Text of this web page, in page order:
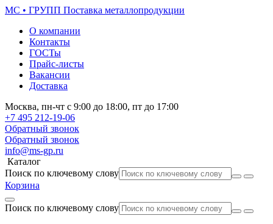
МС • ГРУПП Поставка металлопродукции
О компании
Контакты
ГОСТы
Прайс-листы
Вакансии
Доставка
Москва, пн-чт с 9:00 до 18:00, пт до 17:00
+7 495 212-19-06
Обратный звонок
Обратный звонок
info@ms-gp.ru
Каталог
Поиск по ключевому слову
Корзина
Поиск по ключевому слову